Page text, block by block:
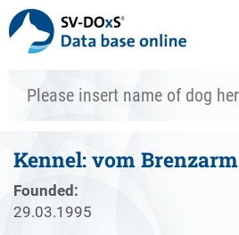
Kennel: vom Brenzarm
Founded:
29.03.1995